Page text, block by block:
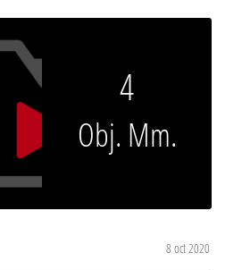
4
Obj. Mm.
8 oct 2020